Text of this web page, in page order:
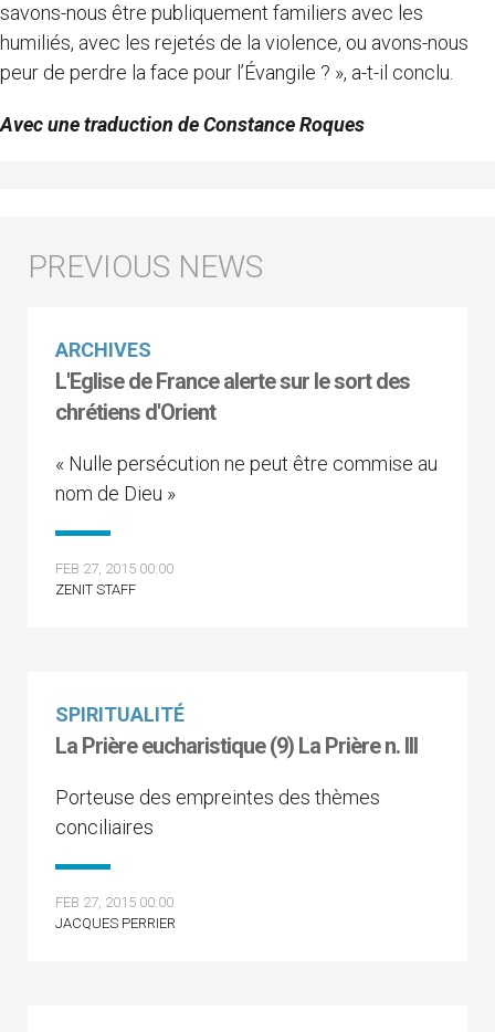
savons-nous être publiquement familiers avec les
humiliés, avec les rejetés de la violence, ou avons-nous
peur de perdre la face pour l’Évangile ? », a-t-il conclu.
Avec une traduction de Constance Roques
ARCHIVES
L'Eglise de France alerte sur le sort des
chrétiens d'Orient
« Nulle persécution ne peut être commise au
nom de Dieu »
FEB 27, 2015 00:00
ZENIT STAFF
SPIRITUALITÉ
La Prière eucharistique (9) La Prière n. III
Porteuse des empreintes des thèmes
conciliaires
FEB 27, 2015 00:00
JACQUES PERRIER